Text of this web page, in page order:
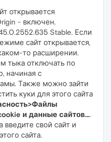
открывается
- включен.
Stable. Если
сайт открывается,
то расширении.
тыка отключать по
начиная с
Также можно зайти
куки для этого сайта
и данные сайтов....
введите свой сайт и
сайта.